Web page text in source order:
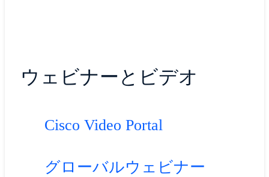
ウェビナーとビデオ
Cisco Video Portal
グローバルウェビナー